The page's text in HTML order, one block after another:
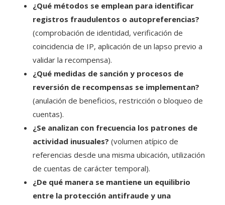
¿Qué métodos se emplean para identificar
registros fraudulentos o autopreferencias?
(comprobación de identidad, verificación de
coincidencia de IP, aplicación de un lapso previo a
validar la recompensa).
¿Qué medidas de sanción y procesos de
reversión de recompensas se implementan?
(anulación de beneficios, restricción o bloqueo de
cuentas).
¿Se analizan con frecuencia los patrones de
actividad inusuales? (volumen atípico de
referencias desde una misma ubicación, utilización
de cuentas de carácter temporal).
¿De qué manera se mantiene un equilibrio
entre la protección antifraude y una